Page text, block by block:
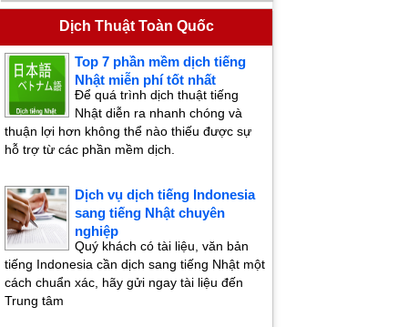
Dịch Thuật Toàn Quốc
Top 7 phần mềm dịch tiếng
Nhật miễn phí tốt nhất
Để quá trình dịch thuật tiếng
Nhật diễn ra nhanh chóng và
thuận lợi hơn không thể nào thiếu được sự
hỗ trợ từ các phần mềm dịch.
Dịch vụ dịch tiếng Indonesia
sang tiếng Nhật chuyên
nghiệp
Quý khách có tài liệu, văn bản
tiếng Indonesia cần dịch sang tiếng Nhật một
cách chuẩn xác, hãy gửi ngay tài liệu đến
Trung tâm